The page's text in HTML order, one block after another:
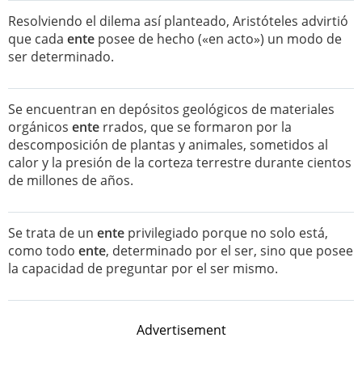
Resolviendo el dilema así planteado, Aristóteles advirtió
que cada ente posee de hecho («en acto») un modo de
ser determinado.
Se encuentran en depósitos geológicos de materiales
orgánicos ente rrados, que se formaron por la
descomposición de plantas y animales, sometidos al
calor y la presión de la corteza terrestre durante cientos
de millones de años.
Se trata de un ente privilegiado porque no solo está,
como todo ente, determinado por el ser, sino que posee
la capacidad de preguntar por el ser mismo.
Advertisement